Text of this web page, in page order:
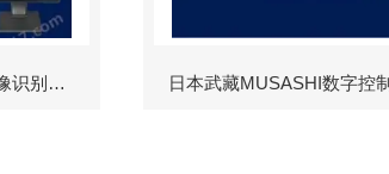
MUSASHI/武藏PC控制图像识别机械臂 日本武藏MUSASHI数字控